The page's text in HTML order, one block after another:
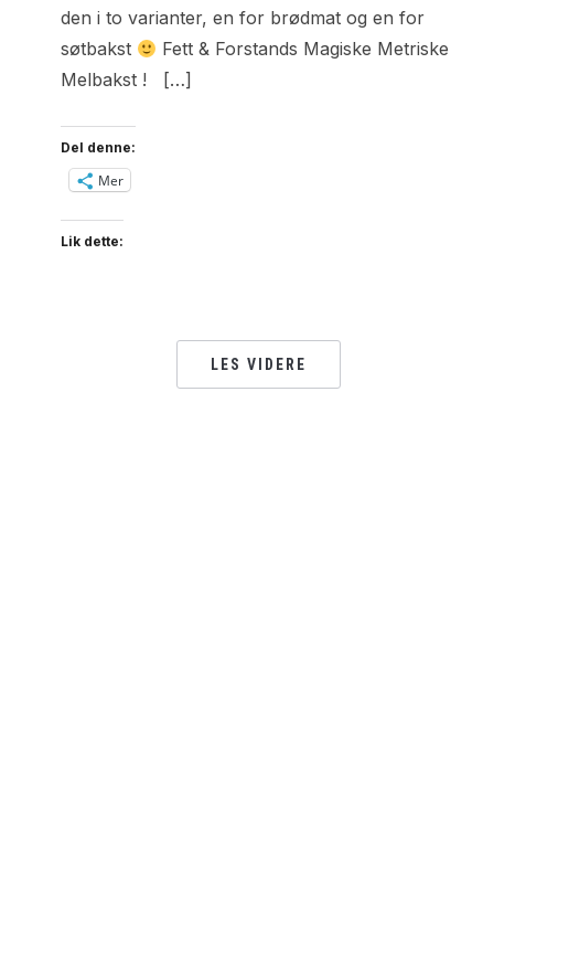
den i to varianter, en for brødmat og en for
søtbakst
Fett & Forstands Magiske Metriske
Melbakst ! […]
Del denne:
Mer
Lik dette:
LES VIDERE